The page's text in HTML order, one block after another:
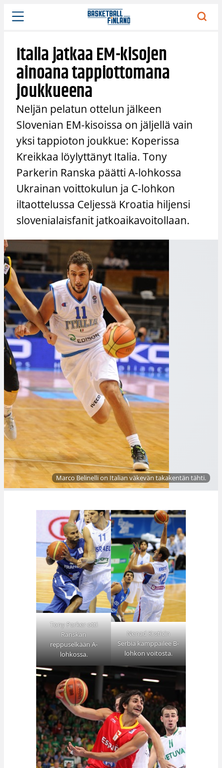
Siirry
sisältöön
Italia jatkaa EM-kisojen
ainoana tappiottomana
joukkueena
Neljän pelatun ottelun jälkeen
Slovenian EM-kisoissa on jäljellä vain
yksi tappioton joukkue: Koperissa
Kreikkaa löylyttänyt Italia. Tony
Parkerin Ranska päätti A-lohkossa
Ukrainan voittokulun ja C-lohkon
iltaottelussa Celjessä Kroatia hiljensi
slovenialaisfanit jatkoaikavoitollaan.
Marco Belinelli on Italian väkevän takakentän tähti.
Tony Parker otti
Ranskan
reppuselkään A-
lohkossa.
Nenad Krsticin
Serbia kamppailee B-
lohkon voitosta.